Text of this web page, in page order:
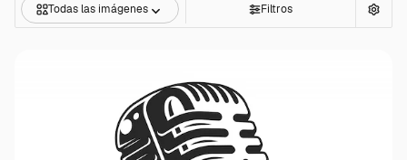
Todas las imágenes Filtros